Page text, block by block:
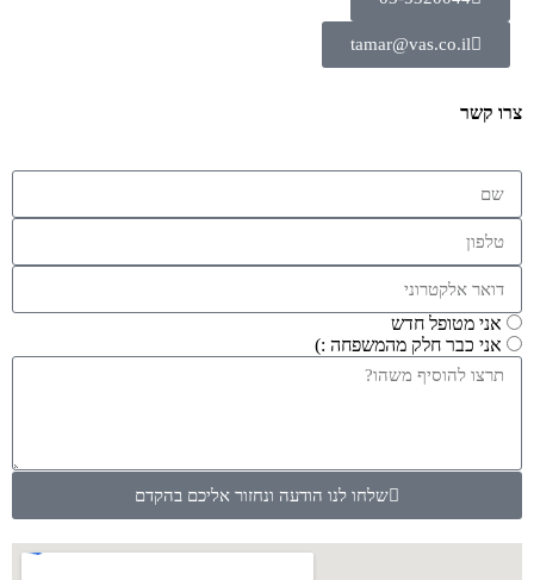
tamar@vas.co.il
צרו קשר
אני מטופל חדש
אני כבר חלק מהמשפחה :)
שלחו לנו הודעה ונחזור אליכם בהקדם